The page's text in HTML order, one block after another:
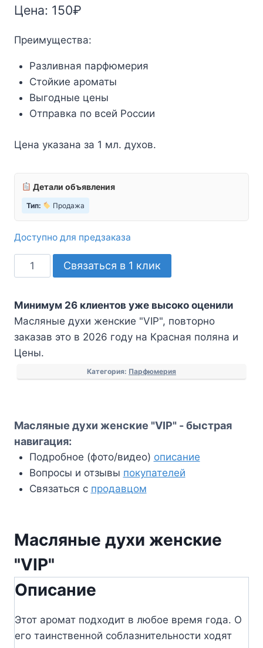
Цена: 150₽
Преимущества:
Разливная парфюмерия
Стойкие ароматы
Выгодные цены
Отправка по всей России
Цена указана за 1 мл. духов.
Детали объявления
Тип: Продажа
Доступно для предзаказа
Количество
товара
духи
женские
"VIP"
Связаться в 1 клик
Минимум 26 клиентов уже высоко оценили
Масляные духи женские "VIP", повторно
заказав это в 2026 году на Красная поляна и
Цены.
Категория: Парфюмерия
Масляные духи женские "VIP" - быстрая
навигация:
Подробное (фото/видео) описание
Вопросы и отзывы покупателей
Связаться с продавцом
Масляные духи женские
"VIP"
Описание
Этот аромат подходит в любое время года. О
его таинственной соблазнительности ходят